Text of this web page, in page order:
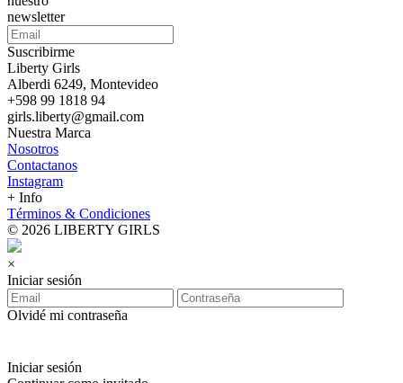
newsletter
Suscribirme
Liberty Girls
Alberdi 6249, Montevideo
+598 99 1818 94
girls.liberty@gmail.com
Nuestra Marca
Nosotros
Contactanos
Instagram
+ Info
Términos & Condiciones
© 2026 LIBERTY GIRLS
×
Iniciar sesión
Olvidé mi contraseña
Iniciar sesión